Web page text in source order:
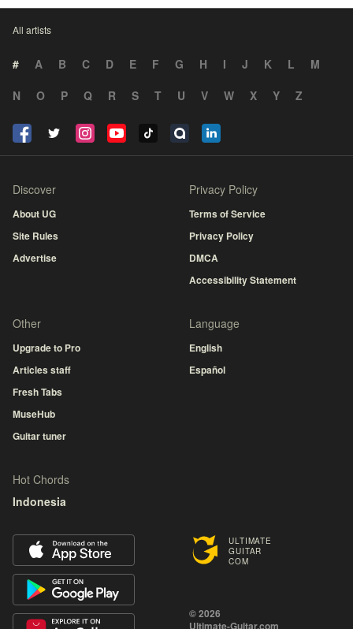
All artists
# A B C D E F G H I J K L
M
N
O P Q R S T U V W X Y Z
ULTIMATE
GUITAR
COM
© 2026
Ultimate-Guitar.com
Discover
About UG
Site Rules
Advertise
Privacy Policy
Terms of Service
Privacy Policy
DMCA
Accessibility Statement
Other
Upgrade to Pro
Articles staff
Fresh Tabs
MuseHub
Guitar tuner
Language
English
Español
Hot Chords
Indonesia